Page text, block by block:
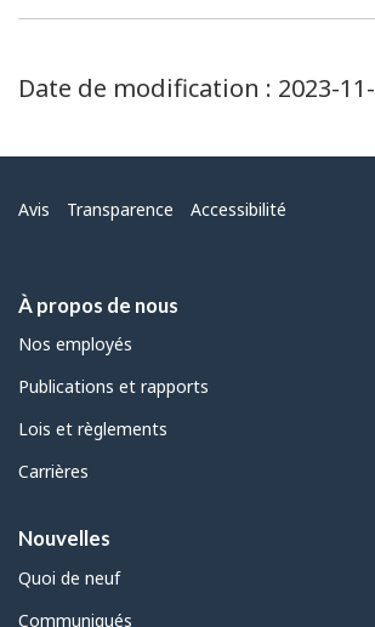
Date de modification : 2023-
Menu
Avis Transparence Accessibilité
À propos de nous
Nos employés
Publications et rapports
Lois et règlements
Carrières
Nouvelles
Quoi de neuf
Communiqués